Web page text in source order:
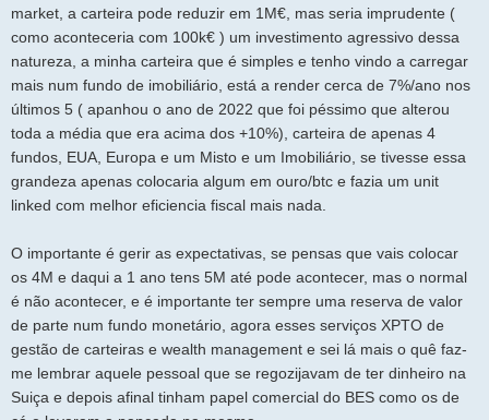
market, a carteira pode reduzir em 1M€, mas seria imprudente (
como aconteceria com 100k€ ) um investimento agressivo dessa
natureza, a minha carteira que é simples e tenho vindo a carregar
mais num fundo de imobiliário, está a render cerca de 7%/ano nos
últimos 5 ( apanhou o ano de 2022 que foi péssimo que alterou
toda a média que era acima dos +10%), carteira de apenas 4
fundos, EUA, Europa e um Misto e um Imobiliário, se tivesse essa
grandeza apenas colocaria algum em ouro/btc e fazia um unit
linked com melhor eficiencia fiscal mais nada.
O importante é gerir as expectativas, se pensas que vais colocar
os 4M e daqui a 1 ano tens 5M até pode acontecer, mas o normal
é não acontecer, e é importante ter sempre uma reserva de valor
de parte num fundo monetário, agora esses serviços XPTO de
gestão de carteiras e wealth management e sei lá mais o quê faz-
me lembrar aquele pessoal que se regozijavam de ter dinheiro na
Suiça e depois afinal tinham papel comercial do BES como os de